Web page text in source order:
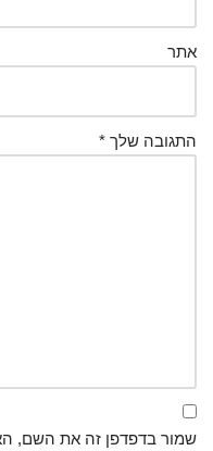
אתר
התגובה שלך *
שמור בדפדפן זה את השם,